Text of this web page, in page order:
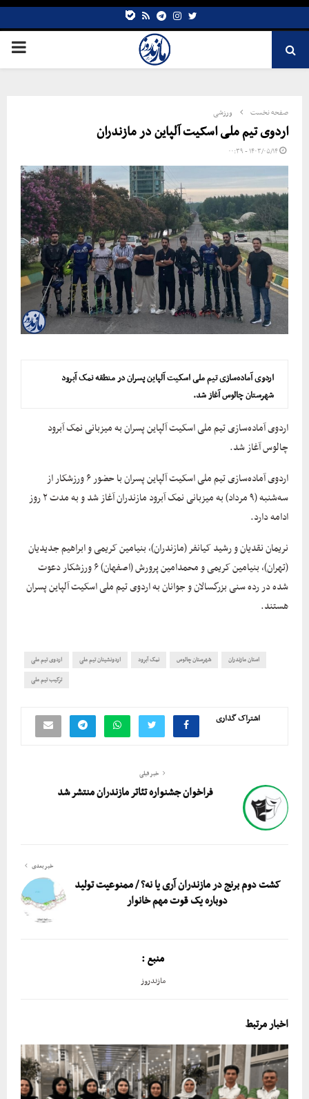
Twitter
Instagram
Telegram
rss
صفحه نخست ورزشی
اردوی تیم ملی اسکیت آلپاین در مازندران
۱۴۰۳/۰۵/۱۴ - ۰۰:۳۹
اردوی آماده‌سازی تیم ملی اسکیت آلپاین پسران در منطقه نمک آبرود
شهرستان چالوس آغاز شد.
اردوی آماده‌سازی تیم ملی اسکیت آلپاین پسران به میزبانی نمک آبرود
چالوس آغاز شد.
اردوی آماده‌سازی تیم ملی اسکیت آلپاین پسران با حضور ۶ ورزشکار از
سه‌شنبه (۹ مرداد) به میزبانی نمک آبرود مازندران آغاز شد و به مدت ۲ روز
ادامه دارد.
نریمان نقدیان و رشید کیانفر (مازندران)، بنیامین کریمی و ابراهیم جدیدیان
(تهران)، بنیامین کریمی و محمدامین پرورش (اصفهان) ۶ ورزشکار دعوت
شده در رده سنی بزرگسالان و جوانان به اردوی تیم ملی اسکیت آلپاین پسران
هستند.
اردوی تیم ملی اردونشینان تیم ملی نمک آبرود شهرستان چالوس استان مازندران
ترکیب تیم ملی
اشتراک گذاری
خبر قبلی
فراخوان جشنواره تئاتر مازندران منتشر شد
خبر بعدی
کشت دوم برنج در مازندران آری یا نه؟ / ممنوعیت تولید
دوباره یک قوت مهم خانوار
منبع :
مازندروز
اخبار مرتبط